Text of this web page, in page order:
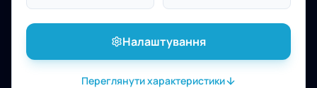
Налаштування
Переглянути характеристики